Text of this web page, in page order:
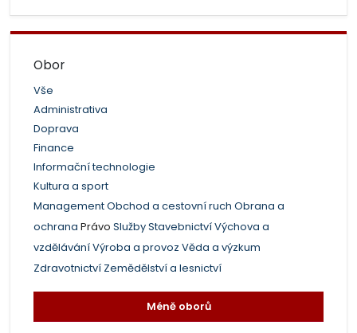
Obor
Vše
Administrativa
Doprava
Finance
Informační technologie
Kultura a sport
ManagementObchod a cestovní ruch Obrana a
ochrana Právo SlužbyStavebnictvíVýchova a
vzděláváníVýroba a provoz Věda a výzkum
Zdravotnictví Zemědělství a lesnictví
Méně oborů